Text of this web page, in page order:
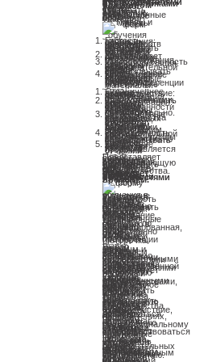
заочное основано на самостоятельном изучении материала и коммуникации с преподавателями и однокурсниками в удаленном режиме.
Так же стоит учитывать, что на заочном отделении есть полностью дистанционные формы, где даже сессии проходят удаленно.
Гибкость расписания: одним из основных преимуществ является гибкость расписания и возможность смотреть материал в записи или на основе готового материала.
Удаленный доступ: обеспечивает получение образования, независимо от местоположения.
Самостоятельность и самоорганизация: здесь студенты развивают навыки самостоятельной работы, а так же учатся сами организовывать свое время.
Продуктивное использование технологий: оно активно использует современные технологии, такие как онлайн платформы, видеоконференции и электронные материалы.
Ограниченное личное взаимодействие: отсутствует прямая личная коммуникация с педагогами и однокурсниками.
Ответственность и самомотивация: студенты должны обладать высокой степенью ответственности за весь учебный процесс и вынуждены находить мотивацию самостоятельно.
Ограниченные ресурсы: несмотря на преимущества современных технологий, в таком варианте бывает, что доступ студентов к некоторым ресурсам, таким как лаборатории, библиотеки или практическим занятиям, ограничен.
Необходимость самостоятельной работы: требует высокой самодисциплины и способности самостоятельно организовывать свое время и учебный процесс.
Отсутствие льгот: на заочке нет стипендии и льгот, а так же не предоставляется отсрочка от армии
Представляет собой уникальную форму получения высшего образования, обеспечивающую гибкость и адаптивность для людей, у которых в течение недели есть другие обязанности или обстоятельства.
Этот подход позволяет сочетать учебу с работой, семейными обязанностями или личным временем.
У человека есть возможность посещать занятия после рабочего дня или в выходные дни, что позволяет оптимально использовать свое время и ресурсы. Это особенно ценно для тех, кто желает получить высшее образование, но не способен посещать уроки в традиционные дневные часы.
Нагрузка по обучению в целом средняя, весьма сбалансированная, при этом цена обучения часто существенно ниже очного отделения, но при этом, как и на заочке, не положены прочие преференции и отсрочка.
Выбор между очным, заочным и очно-заочным обучением – это важное решение, которое необходимо принять в соответствии с индивидуальными потребностями каждого.
Очное получение образования, предоставляя возможность непосредственной связи с преподавателями и другими студентами, способствует более глубокому погружению в учебный процесс.
С другой стороны, заочное обучение обладает определенными преимуществами, особенно для тех, кто имеет ограниченное время или живет в удаленных местах. Позволяет гибко планировать учебный процесс, обучаться в удобное время и из любой точки мира.
Очно-заочное — может представлять оптимальную форму для тех, кто стремится сочетать преимущества обоих подходов, получая и очное взаимодействие, и гибкость заочного. Выбор должен основываться на ваших личных предпочтениях, целях и ресурсах.
Это лишь первый шаг на пути к образованию и профессиональному росту. Помните, что важно оставаться открытыми к новым знаниям, непрерывно совершенствоваться и применять полученные знания на практике.